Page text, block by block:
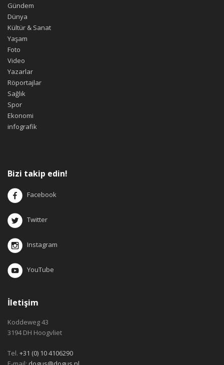
Gündem
Dünya
Kültür & Sanat
Yaşam
Foto
Video
Yazarlar
Röportajlar
Sağlık
Spor
Ekonomi
infografik
Bizi takip edin!
Facebook
Twitter
Instagram
YouTube
İletişim
Koddeweg 43
3194 DH Hoogvliet
Tel. +31 (0) 10 4106290